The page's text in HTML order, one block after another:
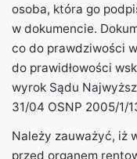
osoba, która go
w dokumencie.
co do prawdziwości
do prawidłowości
wyrok Sądu
31/04 OSNP 2005/1/
Należy zauważyć, iż
przed organem